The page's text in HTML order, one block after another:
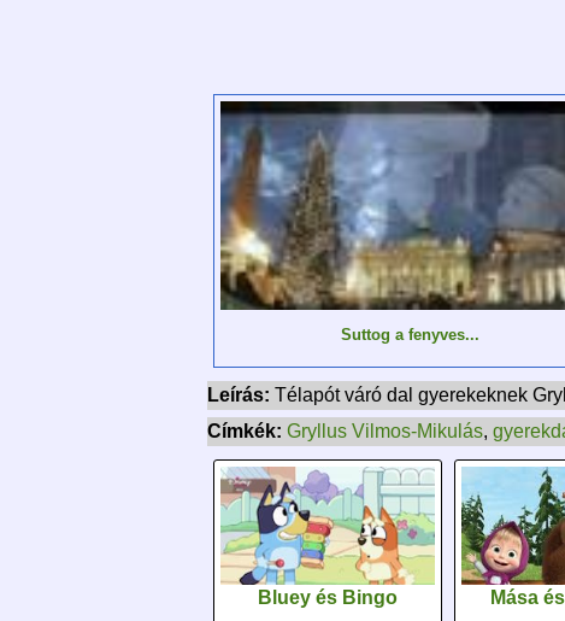
Suttog a fenyves...
Leírás: Télapót váró dal gyerekeknek
Címkék: Gryllus Vilmos-Mikulás,
Bluey és Bingo Mása